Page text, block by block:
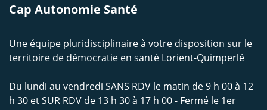
Cap Autonomie Santé
Une équipe pluridisciplinaire à votre disposition sur le
territoire de démocratie en santé Lorient-Quimperlé
Du lundi au vendredi SANS RDV le matin de 9 h 00 à 12
h 30 et SUR RDV de 13 h 30 à 17 h 00 - Fermé le 1er